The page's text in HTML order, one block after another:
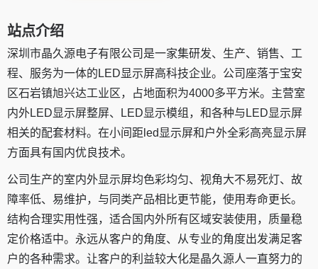
站点介绍
深圳市晶久源电子有限公司是一家集研发、生产、销售、工
程、服务为一体的LED显示屏高科技企业。公司座落于宝安
区石岩镇旭兴达工业区，占地面积为4000多平方米。主营室
内外LED显示屏整屏、LED显示模组，和各种与LED显示屏
相关的配套材料。在小间距led显示屏和户外全彩高亮显示屏
方面具有国内优良技术。
公司生产的室内外显示屏均色彩均匀、视角大不易死灯、故
障率低、易维护，与同类产品相比更节能，使用寿命更长。
结构合理实用性强，适合国内外所有区域安装使用，质量稳
定价格适中。永远从客户的角度、从专业的角度出发满足客
户的各种需求。让客户的利益较大化是晶久源人一直努力的